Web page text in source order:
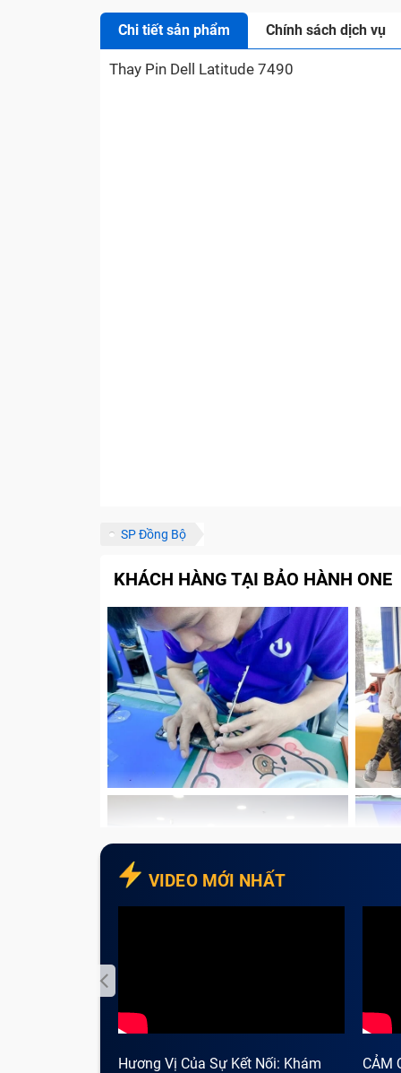
Chi tiết sản phẩm Chính sách dịch vụ
Thay Pin Dell Latitude 7490
SP Đồng Bộ
KHÁCH HÀNG TẠI BẢO HÀNH ONE
VIDEO MỚI NHẤT
Hương Vị Của Sự Kết Nối: Khám
CẢM